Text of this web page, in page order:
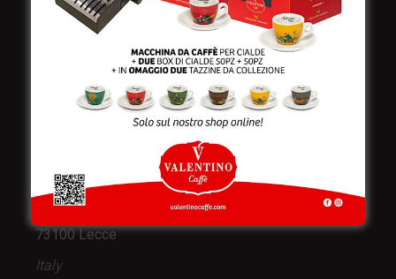
Valentino Caffè Spa
Viale Croazia 8 (Z.I.)
73100 Lecce
Italy